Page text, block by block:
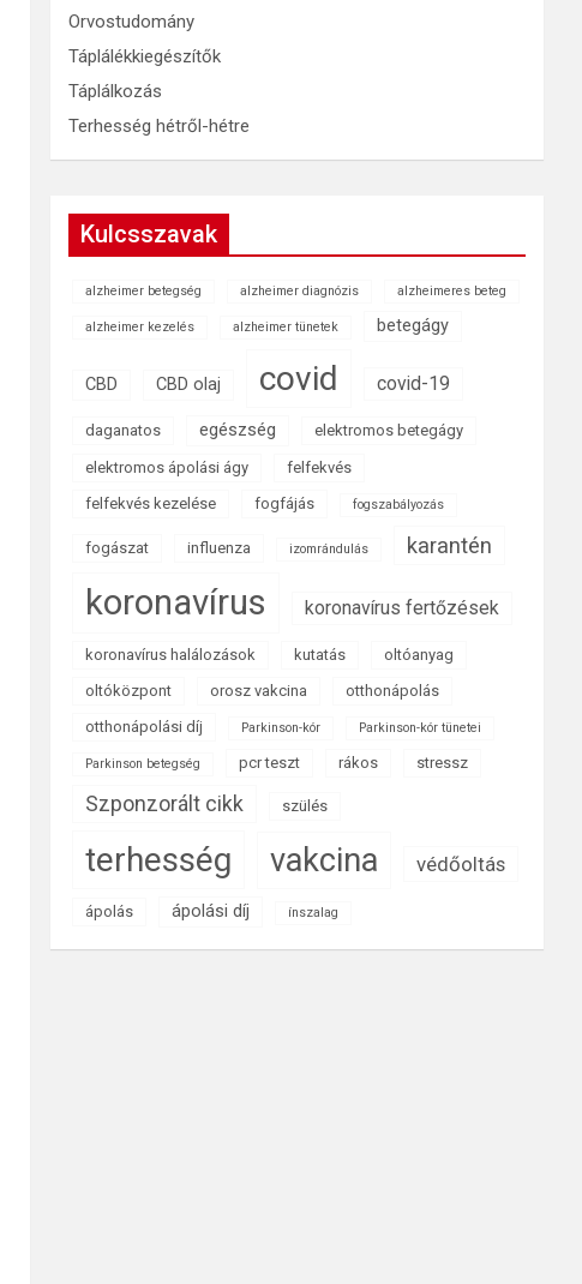
Orvostudomány
Táplálékkiegészítők
Táplálkozás
Terhesség hétről-hétre
Kulcsszavak
alzheimer betegség alzheimer diagnózis alzheimeres beteg
alzheimer kezelés alzheimer tünetek betegágy
CBD CBD olaj covid covid-19
daganatos egészség elektromos betegágy
elektromos ápolási ágy
felfekvés
felfekvés kezelése
fogfájás fogszabályozás
fogászat influenza izomrándulás karantén
koronavírus koronavírus fertőzések
koronavírus halálozások kutatás
oltóanyag
oltóközpont
orosz vakcina
otthonápolás
otthonápolási díj
Parkinson-kór Parkinson-kór tünetei
Parkinson betegség pcr teszt rákos stressz
Szponzorált cikk szülés
terhesség vakcina védőoltás
ápolás ápolási díj ínszalag